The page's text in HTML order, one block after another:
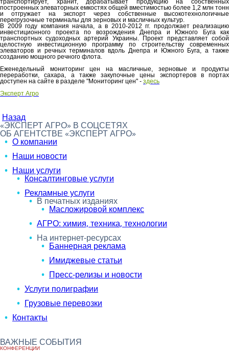
транспортирует, хранит, дорабатывает продукцию на собственных
построенных элеваторных емкостях общей вместимостью более 1,2 млн тонн
и отгружает на экспорт через собственные высокотехнологичные
перегрузочные терминалы для зерновых и масличных культур.
В 2009 году компания начала, а в 2010-2012 гг. продолжает реализацию
инвестиционного проекта по возрождения Днепра и Южного Буга как
транспортных судоходных артерий Украины. Проект представляет собой
целостную инвестиционную программу по строительству современных
элеваторов и речных терминалов вдоль Днепра и Южного Буга, а также
созданию мощного речного флота.
Еженедельный мониторинг цен на масличные, зерновые и продукты
переработки, сахара, а также закупочные цены экспортеров в портах
доступен на сайте в разделе "Мониторинг цен" - здесь
Эксперт Агро
Назад
«ЭКСПЕРТ АГРО» В СОЦСЕТЯХ
ОБ АГЕНТСТВЕ «ЭКСПЕРТ АГРО»
О компании
Наши новости
Наши услуги
Консалтинговые услуги
Рекламные услуги
В печатных изданиях
Масложировой комплекс
АГРО: химия, техника, технологии
На интернет-ресурсах
Баннерная реклама
Имиджевые статьи
Пресс-релизы и новости
Услуги полиграфии
Грузовые перевозки
Контакты
ВАЖНЫЕ СОБЫТИЯ
КОНФЕРЕНЦИИ